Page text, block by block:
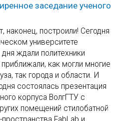
заседание ученого
наконец, построили! Сегодня
университете
ждали политехники
как могли многие
так города и области. И
состоялась презентация
корпуса ВолгГТУ с
помещений стилобатной